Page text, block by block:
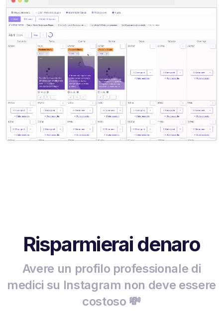
Risparmierai denaro
Avere un profilo professionale di
medici su Instagram non deve essere
costoso 💸